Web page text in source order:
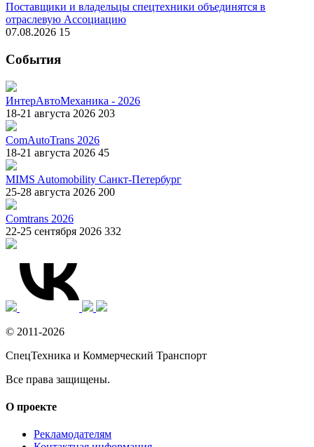
Поставщики и владельцы спецтехники объединятся в
отраслевую Ассоциацию
07.08.2026 15
События
ИнтерАвтоМеханика - 2026
18-21 августа 2026 203
ComAutoTrans 2026
18-21 августа 2026 45
MIMS Automobility Санкт-Петербург
25-28 августа 2026 200
Comtrans 2026
22-25 сентября 2026 332
© 2011-2026
СпецТехника и Коммерческий Транспорт
Все права защищены.
О проекте
Рекламодателям